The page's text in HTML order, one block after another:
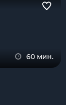
60 мин.